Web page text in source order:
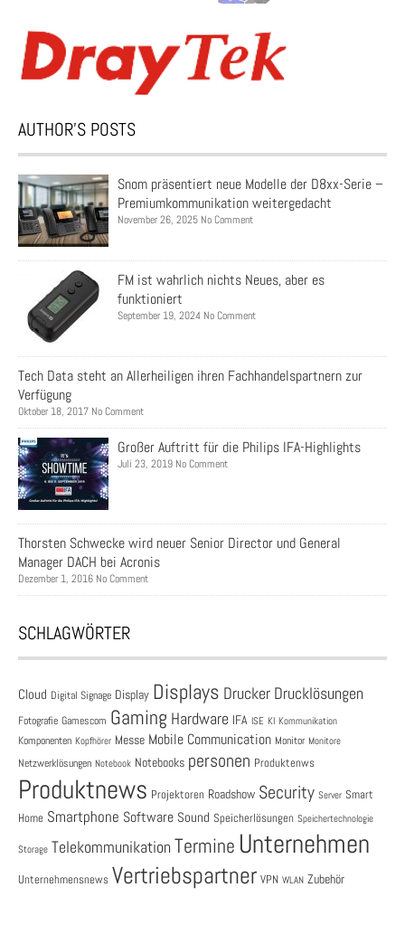
AUTHOR’S POSTS
Snom präsentiert neue Modelle der D8xx-Serie –
Premiumkommunikation weitergedacht
November 26, 2025 No Comment
FM ist wahrlich nichts Neues, aber es
funktioniert
September 19, 2024 No Comment
Tech Data steht an Allerheiligen ihren Fachhandelspartnern zur
Verfügung
Oktober 18, 2017 No Comment
Großer Auftritt für die Philips IFA-Highlights
Juli 23, 2019 No Comment
Thorsten Schwecke wird neuer Senior Director und General
Manager DACH bei Acronis
Dezember 1, 2016 No Comment
SCHLAGWÖRTER
Cloud Digital Signage Display Displays Drucker Drucklösungen
Fotografie Gamescom Gaming Hardware IFA ISE KI Kommunikation
Komponenten Kopfhörer Messe Mobile Communication Monitor Monitore
Netzwerklösungen Notebook Notebooks personen Produktenws
Produktnews Projektoren Roadshow Security Server Smart
Home Smartphone Software Sound Speicherlösungen Speichertechnologie
Storage Telekommunikation Termine Unternehmen
Unternehmensnews Vertriebspartner VPN WLAN Zubehör